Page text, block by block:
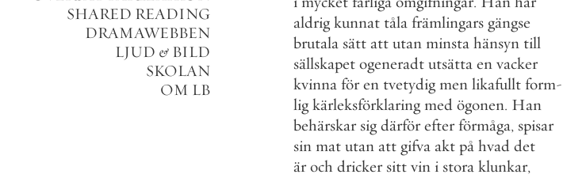
SHARED READING
DRAMAWEBBEN
LJUD & BILD
SKOLAN
OM LB
aldrig kunnat tåla främlingars gängse
brutala sätt att utan minsta hänsyn till
sällskapet ogeneradt utsätta en vacker
kvinna för en tvetydig men likafullt form-
lig kärleksförklaring med ögonen. Han
behärskar sig därför efter förmåga, spisar
sin mat utan att gifva akt på hvad det
är och dricker sitt vin i stora klunkar,